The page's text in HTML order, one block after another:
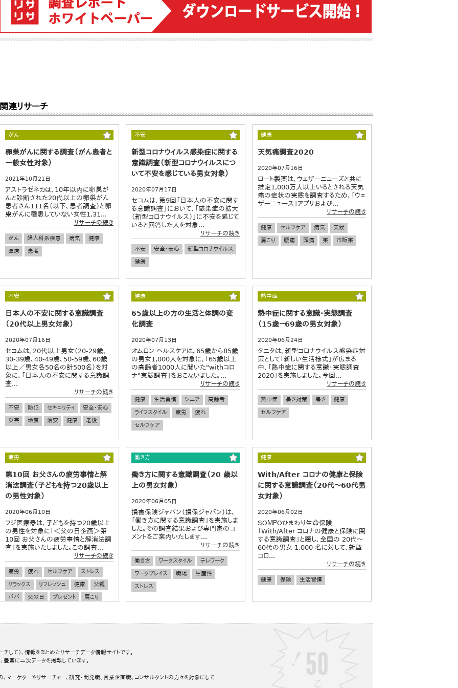
関連リサーチ
がん
卵巣がんに関する調査（がん患者と
一般女性対象）
2021年10月21日
アストラゼネカは、10年以内に卵巣が
んと診断された20代以上の卵巣がん
患者さん111名（以下、患者調査）と卵
巣がんに罹患していない女性1,31...
リサーチの続き
がん 婦人科系疾患 病気
健康
医療
患者
不安
新型コロナウイルス感染症に関する
意識調査（新型コロナウイルスにつ
いて不安を感じている男女対象）
2020年07月17日
セコムは、第9回「日本人の不安に関す
る意識調査」において、「感染症の拡大
（新型コロナウイルス）」に不安を感じて
いると回答した人を対象...
リサーチの続き
不安 安全・安心
新型コロナウイルス
健康
健康
天気痛調査2020
2020年07月16日
ロート製薬は、ウェザーニューズと共に
推定1,000万人以上いるとされる天気
痛の症状の実態を調査するため、「ウェ
ザーニュース」アプリおよび...
リサーチの続き
健康 セルフケア 病気
天候
肩こり
腰痛 頭痛 薬 市販薬
不安
日本人の不安に関する意識調査
（20代以上男女対象）
2020年07月16日
セコムは、20代以上男女（20-29歳、
30-39歳、40-49歳、50-59歳、60歳
以上／男女各50名の計500名）を対
象に、「日本人の不安に関する意識調
査...
リサーチの続き
不安 防犯 セキュリティ
安全・安心
災害
地震 治安 健康 老後
健康
65歳以上の方の生活と体調の変
化調査
2020年07月13日
オムロン ヘルスケアは、65歳から85歳
の男女1,000人を対象に、「65歳以上
の高齢者1000人に聞いた"withコロ
ナ"実態調査」をおこないました。...
リサーチの続き
健康 生活習慣 シニア
高齢者
ライフスタイル
疲労
疲れ
セルフケア
熱中症
熱中症に関する意識・実態調査
（15歳－69歳の男女対象）
2020年06月24日
タニタは、新型コロナウイルス感染症対
策として「新しい生活様式」が広まる
中、「熱中症に関する意識・実態調査
2020」を実施しました。今回...
リサーチの続き
熱中症 暑さ対策 暑さ
健康
セルフケア
疲労
第10回 お父さんの疲労事情と解
消法調査（子どもを持つ20歳以上
の男性対象）
2020年06月10日
フジ医療器は、子どもを持つ20歳以上
の男性を対象に「＜父の日企画＞第
10回 お父さんの疲労事情と解消法調
査」を実施いたしました。この調査...
リサーチの続き
疲労 疲れ セルフケア
ストレス
リラックス
リフレッシュ 健康
父親
パパ
父の日 プレゼント
肩こり
働き方
働き方に関する意識調査（20 歳以
上の男女対象）
2020年06月05日
損害保険ジャパン（損保ジャパン）は、
「働き方に関する意識調査」を実施しま
した。その調査結果および専門家のコ
メントをご案内いたします...
リサーチの続き
働き方 ワークスタイル
テレワーク
ワークプレイス
職場
生産性
ストレス
健康
With/After コロナの健康と保険
に関する意識調査（20代～60代男
女対象）
2020年06月02日
ＳＯＭＰＯひまわり生命保険
「With/After コロナの健康と保険に関
する意識調査」と題し、全国の 20代～
60代の男女 1,000 名に対して、新型
コロ...
リサーチの続き
健康 保険 生活習慣
して）、情報をまとめたリサーチデータ情報サイトです。
富に二次データを掲載しています。
マーケターやリサーチャー、研究・開発職、営業企画職、コンサルタントの方々を対象にして